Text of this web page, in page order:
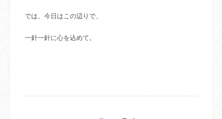
では、今日はこの辺りで、
一針一針に心を込めて。